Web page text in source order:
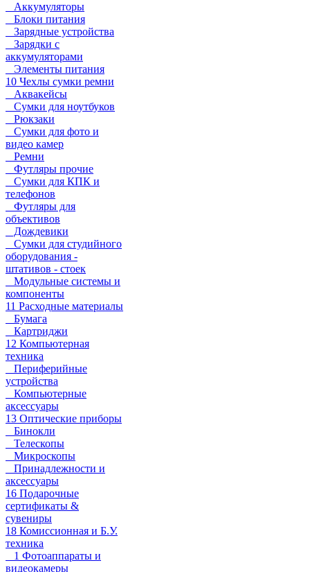
Аккумуляторы
Блоки питания
Зарядные устройства
Зарядки с
аккумуляторами
Элементы питания
10 Чехлы сумки ремни
Аквакейсы
Сумки для ноутбуков
Рюкзаки
Сумки для фото и
видео камер
Ремни
Футляры прочие
Сумки для КПК и
телефонов
Футляры для
объективов
Дождевики
Сумки для студийного
оборудования -
штативов - стоек
Модульные системы и
компоненты
11 Расходные материалы
Бумага
Картриджи
12 Компьютерная
техника
Периферийные
устройства
Компьютерные
аксессуары
13 Оптические приборы
Бинокли
Телескопы
Микроскопы
Принадлежности и
аксессуары
16 Подарочные
сертификаты &
сувениры
18 Комиссионная и Б.У.
техника
1 Фотоаппараты и
видеокамеры